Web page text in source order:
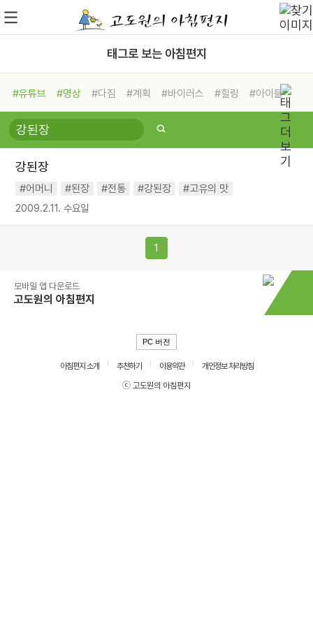
태그로 보는 아침편지
#유튜브 #명상 #다짐 #계획 #바이러스 #힐링
#아이들
#비전캠프
#독서캠프 #삶
#희망
#나눔 #친구 #링컨학교
#독서
#건강
강된장
#어머니 #된장 #전통 #강된장 #고유의 맛
2009.2.11. 수요일
1
모바일 앱 다운로드
고도원의 아침편지
PC 버전
아침편지 소개 추천하기 이용약관
개인정보 처리방침
ⓒ 고도원의 아침편지